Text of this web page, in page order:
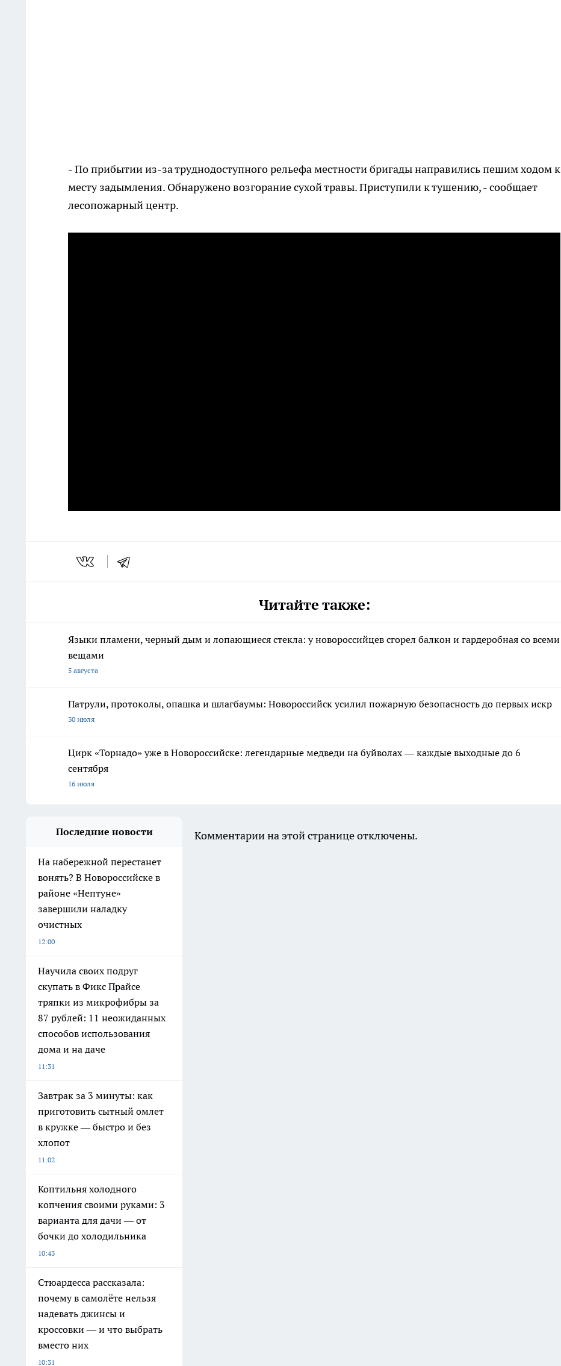
- По прибытии из-за труднодоступного рельефа местности бригады направились пешим ходом к
месту задымления. Обнаружено возгорание сухой травы. Приступили к тушению, - сообщает
лесопожарный центр.
Читайте также:
Языки пламени, черный дым и лопающиеся стекла: у новороссийцев сгорел балкон и гардеробная со всеми
вещами
5 августа
Патрули, протоколы, опашка и шлагбаумы: Новороссийск усилил пожарную безопасность до первых искр
30 июля
Цирк «Торнадо» уже в Новороссийске: легендарные медведи на буйволах — каждые выходные до 6
сентября
16 июля
Последние новости
На набережной перестанет
вонять? В Новороссийске в
районе «Нептуне»
завершили наладку
очистных
12:00
Научила своих подруг
скупать в Фикс Прайсе
тряпки из микрофибры за
87 рублей: 11 неожиданных
способов использования
дома и на даче
11:31
Завтрак за 3 минуты: как
приготовить сытный омлет
в кружке — быстро и без
хлопот
11:02
Коптильня холодного
копчения своими руками: 3
варианта для дачи — от
бочки до холодильника
10:43
Стюардесса рассказала:
почему в самолёте нельзя
надевать джинсы и
кроссовки — и что выбрать
вместо них
10:31
Комментарии на этой странице отключены.